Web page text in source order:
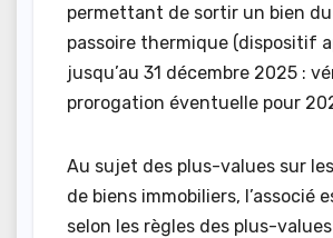
permettant de sortir un bien
passoire thermique (dispositif
jusqu’au 31 décembre 2025 :
prorogation éventuelle pour
Au sujet des plus-values sur
de biens immobiliers, l’associé
selon les règles des plus-